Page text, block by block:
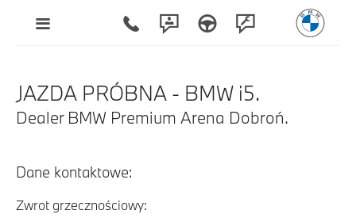
JAZDA PRÓBNA - BMW i5.
Dealer BMW Premium Arena Dobroń.
Dane kontaktowe:
Zwrot grzecznościowy: